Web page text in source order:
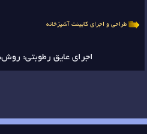
طراحی و اجرای کابینت آشپزخانه
اجرای عایق رطوبتی: